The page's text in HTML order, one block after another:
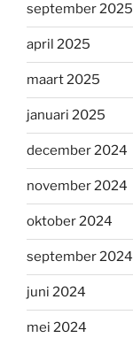
september 2025
april 2025
maart 2025
januari 2025
december 2024
november 2024
oktober 2024
september 2024
juni 2024
mei 2024